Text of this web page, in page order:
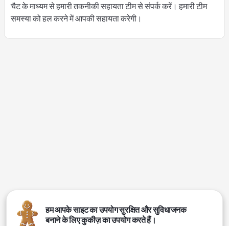
चैट के माध्यम से हमारी तकनीकी सहायता टीम से संपर्क करें। हमारी टीम
समस्या को हल करने में आपकी सहायता करेगी।
हम आपके साइट का उपयोग सुरक्षित और सुविधाजनक
बनाने के लिए कुकीज़ का उपयोग करते हैं।